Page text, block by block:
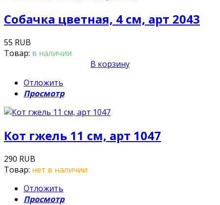
Собачка цветная, 4 см, арт 2043
55 RUB
Товар: в наличии
В корзину
Отложить
Просмотр
Кот гжель 11 см, арт 1047
290 RUB
Товар: нет в наличии
Отложить
Просмотр